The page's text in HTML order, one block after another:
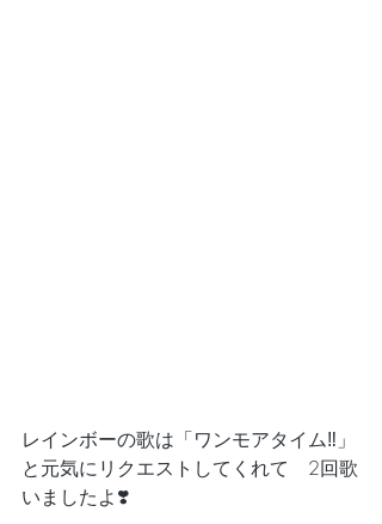
レインボーの歌は「ワンモアタイム‼️」
と元気にリクエストしてくれて　2回歌
いましたよ❣️